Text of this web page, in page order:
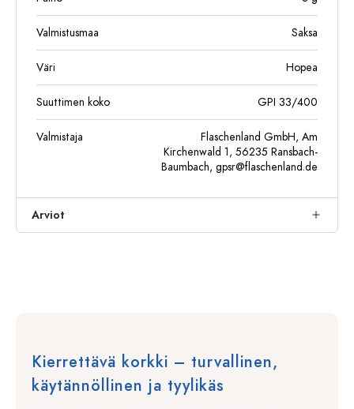
Valmistusmaa Saksa
Väri Hopea
Suuttimen koko GPI 33/400
Valmistaja
Flaschenland GmbH, Am
Kirchenwald 1, 56235 Ransbach-
Baumbach, gpsr@flaschenland.de
Arviot
Kierrettävä korkki – turvallinen,
käytännöllinen ja tyylikäs